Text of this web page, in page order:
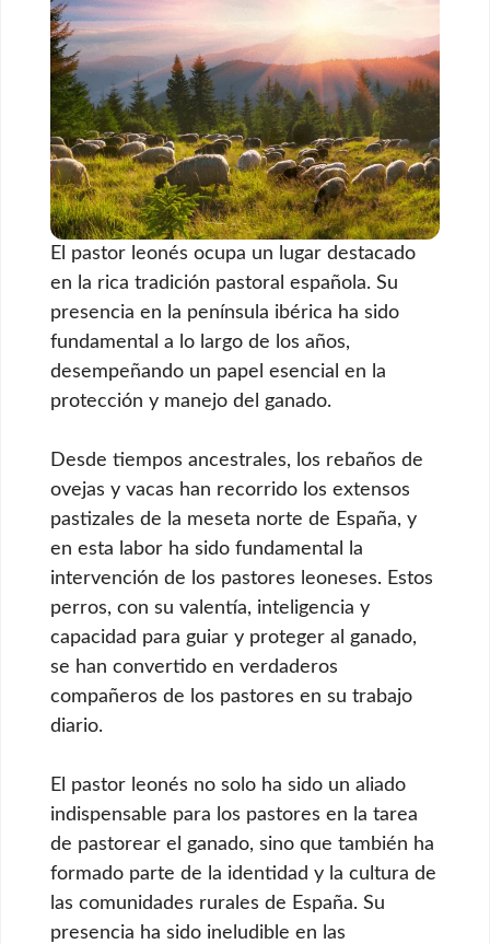
El pastor leonés ocupa un lugar destacado
en la rica tradición pastoral española. Su
presencia en la península ibérica ha sido
fundamental a lo largo de los años,
desempeñando un papel esencial en la
protección y manejo del ganado.
Desde tiempos ancestrales, los rebaños de
ovejas y vacas han recorrido los extensos
pastizales de la meseta norte de España, y
en esta labor ha sido fundamental la
intervención de los pastores leoneses. Estos
perros, con su valentía, inteligencia y
capacidad para guiar y proteger al ganado,
se han convertido en verdaderos
compañeros de los pastores en su trabajo
diario.
El pastor leonés no solo ha sido un aliado
indispensable para los pastores en la tarea
de pastorear el ganado, sino que también ha
formado parte de la identidad y la cultura de
las comunidades rurales de España. Su
presencia ha sido ineludible en las